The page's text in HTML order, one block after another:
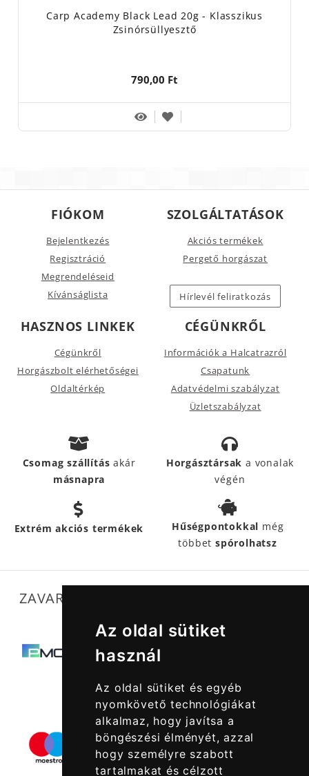
Az oldal sütiket
használ
Az oldal sütiket és egyéb
nyomkövető technológiákat
alkalmaz, hogy javítsa a
böngészési élményét, azzal
hogy személyre szabott
tartalmakat és célzott
Carp Academy Black Lead 20g - Klasszikus
Zsinórsüllyesztő
790,00 Ft
FIÓKOM
Bejelentkezés
Regisztráció
Megrendeléseid
Kívánságlista
SZOLGÁLTATÁSOK
Akciós termékek
Pergető horgászat
Hírlevél feliratkozás
HASZNOS LINKEK
Cégünkről
Horgászbolt elérhetőségei
Oldaltérkép
CÉGÜNKRŐL
Információk a Halcatrazról
Csapatunk
Adatvédelmi szabályzat
Üzletszabályzat
Csomag szállításakár
másnapra
Horgásztársak a vonalak
végén
Extrém akciós termékek Hűségpontokkal még
többetspórolhatsz
ZAVARTALAN MŰKÖDÉSÜNKET SEGÍTIK